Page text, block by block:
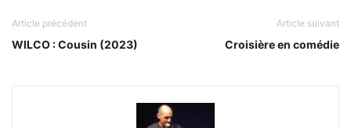
Article précédent
WILCO : Cousin (2023)
Article suivant
Croisière en comédie